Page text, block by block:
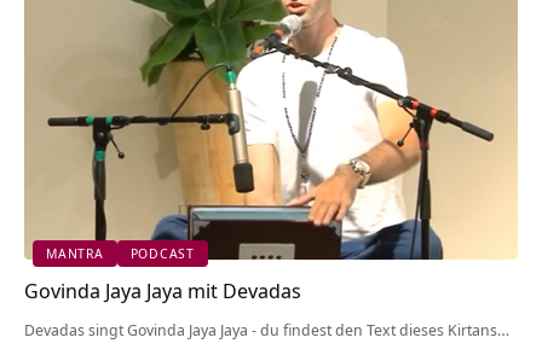
MANTRA PODCAST
Govinda Jaya Jaya mit Devadas
Devadas singt Govinda Jaya Jaya - du findest den Text dieses Kirtans…